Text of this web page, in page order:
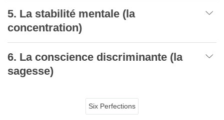
5. La stabilité mentale (la
concentration)
6. La conscience discriminante (la
sagesse)
Six Perfections